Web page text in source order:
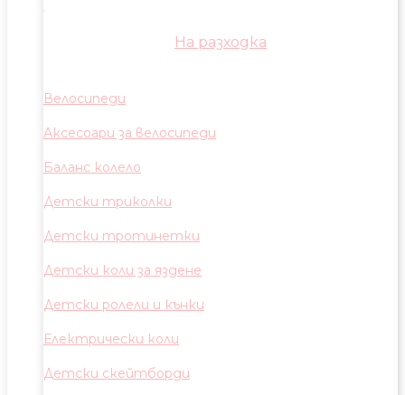
На разходка
Велосипеди
Аксесоари за велосипеди
Баланс колело
Детски триколки
Детски тротинетки
Детски коли за яздене
Детски ролели и кънки
Електрически коли
Детски скейтборди